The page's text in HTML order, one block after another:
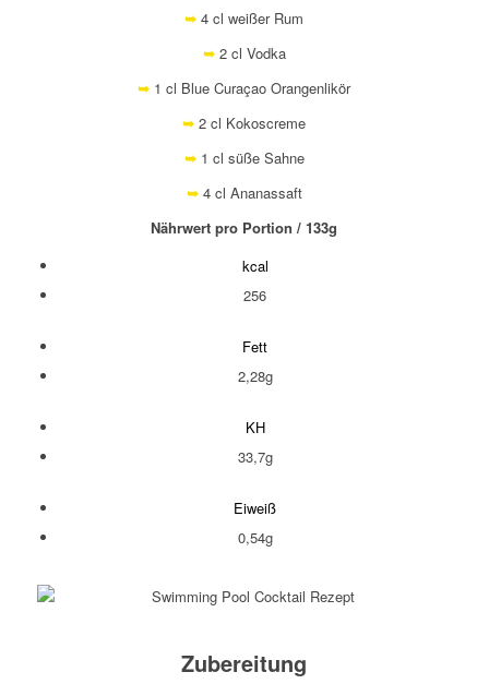
➥4 cl weißer Rum
➥ 2 cl Vodka
➥ 1 cl Blue Curaçao Orangenlikör
➥2 cl Kokoscreme
➥ 1 cl süße Sahne
➥ 4 cl Ananassaft
Nährwert pro Portion / 133g
kcal
256
Fett
2,28g
KH
33,7g
Eiweiß
0,54g
Zubereitung